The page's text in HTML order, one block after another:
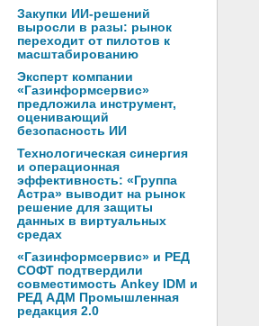
Закупки ИИ-решений
выросли в разы: рынок
переходит от пилотов к
масштабированию
Эксперт компании
«Газинформсервис»
предложила инструмент,
оценивающий
безопасность ИИ
Технологическая синергия
и операционная
эффективность: «Группа
Астра» выводит на рынок
решение для защиты
данных в виртуальных
средах
«Газинформсервис» и РЕД
СОФТ подтвердили
совместимость Ankey IDM и
РЕД АДМ Промышленная
редакция 2.0